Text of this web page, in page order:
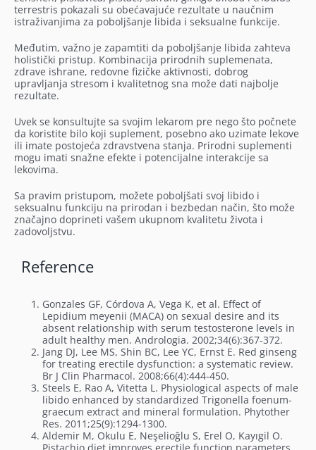
terrestris pokazali su obećavajuće rezultate u naučnim
istraživanjima za poboljšanje libida i seksualne funkcije.
Međutim, važno je zapamtiti da poboljšanje libida zahteva
holistički pristup. Kombinacija prirodnih suplemenata,
zdrave ishrane, redovne fizičke aktivnosti, dobrog
upravljanja stresom i kvalitetnog sna može dati najbolje
rezultate.
Uvek se konsultujte sa svojim lekarom pre nego što počnete
da koristite bilo koji suplement, posebno ako uzimate lekove
ili imate postojeća zdravstvena stanja. Prirodni suplementi
mogu imati snažne efekte i potencijalne interakcije sa
lekovima.
Sa pravim pristupom, možete poboljšati svoj libido i
seksualnu funkciju na prirodan i bezbedan način, što može
značajno doprineti vašem ukupnom kvalitetu života i
zadovoljstvu.
Reference
Gonzales GF, Córdova A, Vega K, et al. Effect of
Lepidium meyenii (MACA) on sexual desire and its
absent relationship with serum testosterone levels in
adult healthy men. Andrologia. 2002;34(6):367-372.
Jang DJ, Lee MS, Shin BC, Lee YC, Ernst E. Red ginseng
for treating erectile dysfunction: a systematic review.
Br J Clin Pharmacol. 2008;66(4):444-450.
Steels E, Rao A, Vitetta L. Physiological aspects of male
libido enhanced by standardized Trigonella foenum-
graecum extract and mineral formulation. Phytother
Res. 2011;25(9):1294-1300.
Aldemir M, Okulu E, Neşelioğlu S, Erel O, Kayıgil O.